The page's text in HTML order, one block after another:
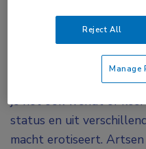
patiënten hebben een
wordt geschetst in tv-
Daarin worden artsen
uitziende, slimme en
je het ook wendt of
status en uit
macht erotiseert.
Reject All
Manage